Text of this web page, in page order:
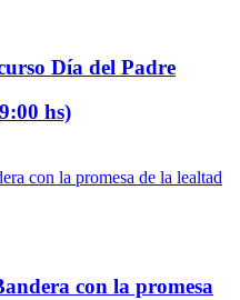
Día del Padre
hs)
con la promesa